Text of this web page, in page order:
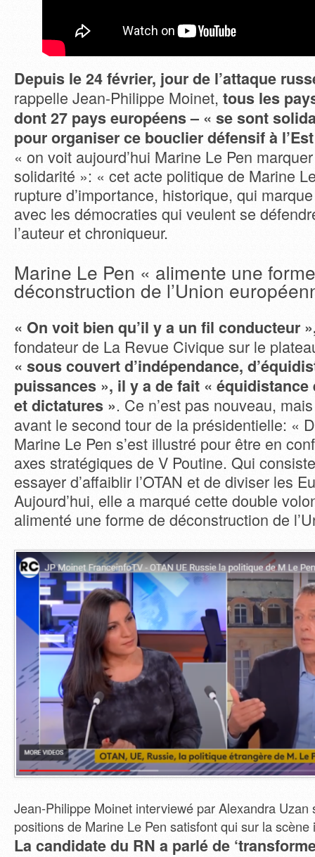
Depuis le 24 février, jour de l’attaque
rappelle Jean-Philippe Moinet, tous les
dont 27 pays européens – « se sont
pour organiser ce bouclier défensif à
« on voit aujourd’hui Marine Le Pen
solidarité »: « cet acte politique de Marine
rupture d’importance, historique, qui
avec les démocraties qui veulent se
l’auteur et chroniqueur.
Marine Le Pen « alimente une
déconstruction de l’Union
« On voit bien qu’il y a un fil conducteur
fondateur de La Revue Civique sur le
« sous couvert d’indépendance,
puissances », il y a de fait «
et dictatures ». Ce n’est pas nouveau,
avant le second tour de la présidentielle: «
Marine Le Pen s’est illustré pour être en
axes stratégiques de V Poutine. Qui
essayer d’affaiblir l’OTAN et de diviser les
Aujourd’hui, elle a marqué cette double
alimenté une forme de déconstruction de
Jean-Philippe Moinet interviewé par Alexandra Uzan
positions de Marine Le Pen satisfont qui sur la scène
La candidate du RN a parlé de